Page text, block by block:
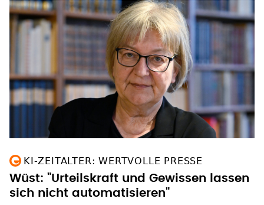
KI-ZEITALTER: WERTVOLLE PRESSE
Wüst: "Urteilskraft und Gewissen lassen
sich nicht automatisieren"